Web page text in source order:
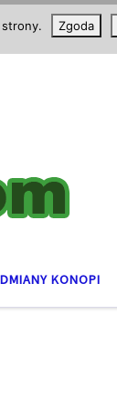
KONOPI
Zgoda